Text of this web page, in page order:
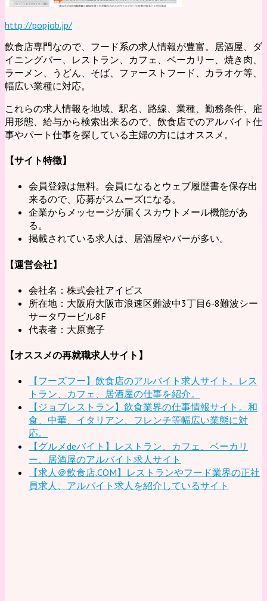
http://popjob.jp/
飲食店専門なので、フード系の求人情報が豊富。居酒屋、ダ
イニングバー、レストラン、カフェ、ベーカリー、焼き肉、
ラーメン、うどん、そば、ファーストフード、カラオケ等、
幅広い業種に対応。
これらの求人情報を地域、駅名、路線、業種、勤務条件、雇
用形態、給与から検索出来るので、飲食店でのアルバイト仕
事やパート仕事を探している主婦の方にはオススメ。
【サイト特徴】
会員登録は無料。会員になるとウェブ履歴書を保存出
来るので、応募がスムーズになる。
企業からメッセージが届くスカウトメール機能があ
る。
掲載されている求人は、居酒屋やバーが多い。
【運営会社】
会社名：株式会社アイビス
所在地：大阪府大阪市浪速区難波中3丁目6-8難波シー
サータワービル8F
代表者：大原寛子
【オススメの再就職求人サイト】
【フーズフー】飲食店のアルバイト求人サイト。レス
トラン、カフェ、居酒屋の仕事を紹介。
【ジョブレストラン】飲食業界の仕事情報サイト。和
食、中華、イタリアン、フレンチ等幅広い業態に対
応。
【グルメdeバイト】レストラン、カフェ、ベーカリ
ー、居酒屋のアルバイト求人サイト
【求人＠飲食店.COM】レストランやフード業界の正社
員求人、アルバイト求人を紹介しているサイト